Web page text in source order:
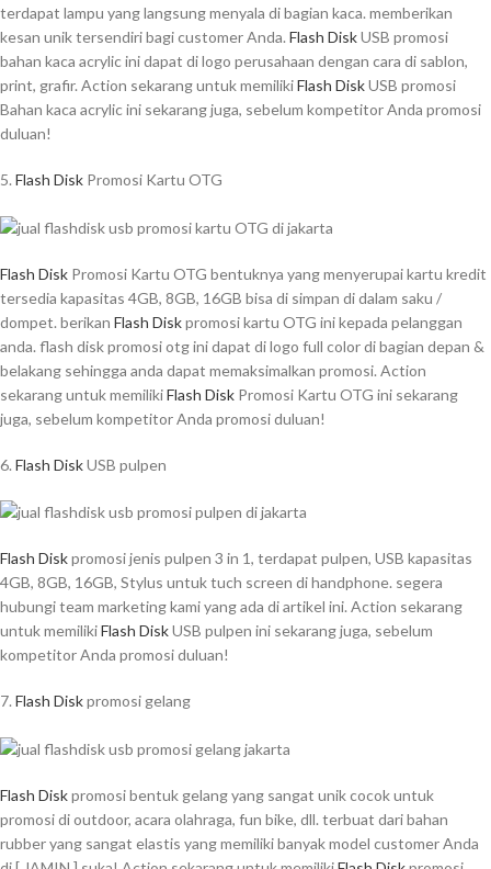
terdapat lampu yang langsung menyala di bagian kaca. memberikan
kesan unik tersendiri bagi customer Anda. Flash DiskUSB promosi
bahan kaca acrylic ini dapat di logo perusahaan dengan cara di sablon,
print, grafir. Action sekarang untuk memilikiFlash DiskUSB promosi
Bahan kaca acrylic ini sekarang juga, sebelum kompetitor Anda promosi
duluan!
5. Flash Disk Promosi Kartu OTG
Flash Disk Promosi Kartu OTG bentuknya yang menyerupai kartu kredit
tersedia kapasitas 4GB, 8GB, 16GB bisa di simpan di dalam saku /
dompet. berikan Flash Diskpromosi kartu OTG ini kepada pelanggan
anda. flash disk promosi otg ini dapat di logo full color di bagian depan &
belakang sehingga anda dapat memaksimalkan promosi. Action
sekarang untuk memilikiFlash Disk Promosi Kartu OTG ini sekarang
juga, sebelum kompetitor Anda promosi duluan!
6. Flash DiskUSB pulpen
Flash Diskpromosi jenis pulpen 3 in 1, terdapat pulpen, USB kapasitas
4GB, 8GB, 16GB, Stylus untuk tuch screen di handphone. segera
hubungi team marketing kami yang ada di artikel ini. Action sekarang
untuk memilikiFlash DiskUSB pulpen ini sekarang juga, sebelum
kompetitor Anda promosi duluan!
7. Flash Diskpromosi gelang
Flash Diskpromosi bentuk gelang yang sangat unik cocok untuk
promosi di outdoor, acara olahraga, fun bike, dll. terbuat dari bahan
rubber yang sangat elastis yang memiliki banyak model customer Anda